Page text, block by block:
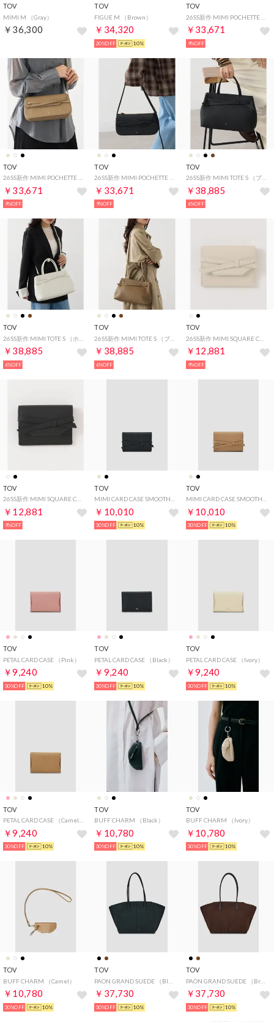
TOV
MIMI M （Gray）
￥36,300
TOV
FIGUE M （Brown）
￥34,320
20%OFF 10%
TOV
￥33,671
9%OFF
TOV
￥33,671
9%OFF
TOV
￥33,671
9%OFF
TOV
26SS新作 MIMI TOTE S （ブラック）
￥38,885
6%OFF
TOV
￥38,885
6%OFF
TOV
￥38,885
6%OFF
TOV
26SS新作 MIMI SQUARE CARD CASE （オフホワイト）
￥12,881
9%OFF
TOV
￥12,881
9%OFF
TOV
￥10,010
30%OFF 10%
TOV
￥10,010
30%OFF 10%
TOV
PETAL CARD CASE （Pink）
￥9,240
30%OFF 10%
TOV
PETAL CARD CASE （Black）
￥9,240
30%OFF 10%
TOV
PETAL CARD CASE （Ivory）
￥9,240
30%OFF 10%
TOV
￥9,240
30%OFF 10%
TOV
BUFF CHARM （Black）
￥10,780
30%OFF 10%
TOV
BUFF CHARM （Ivory）
￥10,780
30%OFF 10%
TOV
BUFF CHARM （Camel）
￥10,780
30%OFF 10%
TOV
￥37,730
30%OFF 10%
TOV
PAON GRAND SUEDE （Brown）
￥37,730
30%OFF 10%